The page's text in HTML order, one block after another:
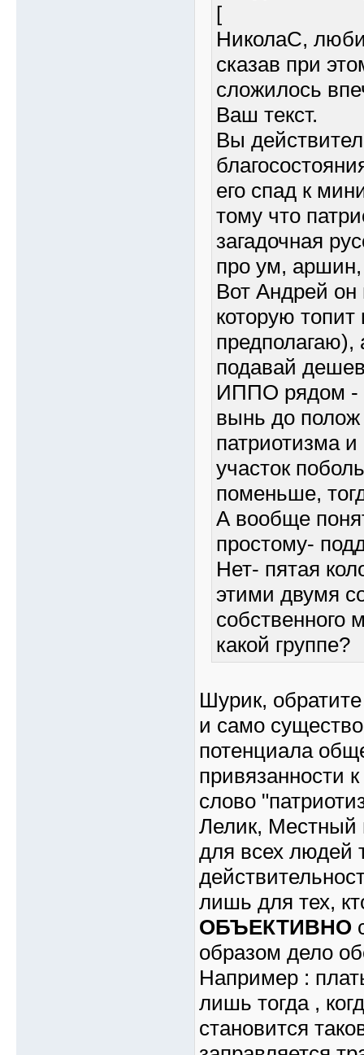
[
НиколаС,
сказав при
сложилось
Ваш текст.
Вы
его спад к
тому что
загадочная
про ум, аршин,
Вот Андрей он
которую
подавай
ИППО рядом -
вынь до полож
патриотизма
участок
поменьше,
А вообще
простому-
Нет- пятая
этими двумя
собственного
какой группе?
Шурик,
и само
потенциала
привязанности
слово
Лелик, Местный
для всех людей
лишь для тех,
ОБЪЕКТИВНО
образом дело
Например :
лишь тогда ,
становится